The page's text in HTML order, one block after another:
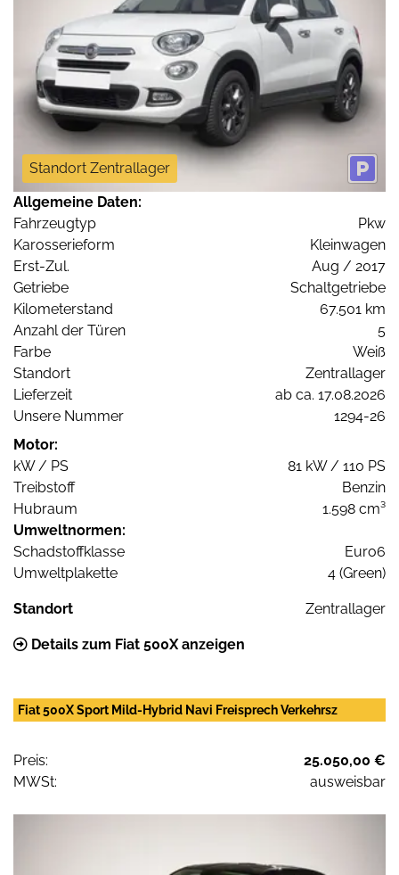
Standort Zentrallager
Allgemeine Daten:
Fahrzeugtyp
Pkw
Karosserieform
Kleinwagen
Erst-Zul.
Aug / 2017
Getriebe
Schaltgetriebe
Kilometerstand
67.501 km
Anzahl der Türen
5
Farbe
Weiß
Standort
Zentrallager
Lieferzeit
ab ca. 17.08.2026
Unsere Nummer
1294-26
Motor:
kW / PS
81 kW / 110 PS
Treibstoff
Benzin
Hubraum
1.598 cm³
Umweltnormen:
Schadstoffklasse
Euro6
Umweltplakette
4 (Green)
Standort Zentrallager
Details zum Fiat 500X anzeigen
Fiat 500X Sport Mild-Hybrid Navi Freisprech Verkehrsz
Preis:
25.050,00 €
MWSt:
ausweisbar